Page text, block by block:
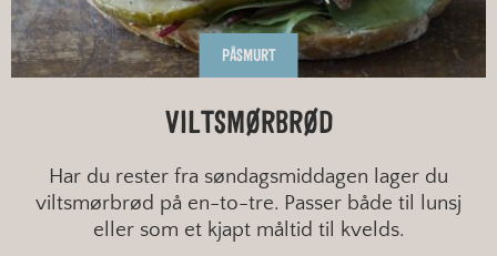
PÅSMURT
VILTSMØRBRØD
Har du rester fra søndagsmiddagen lager du
viltsmørbrød på en-to-tre. Passer både til lunsj
eller som et kjapt måltid til kvelds.